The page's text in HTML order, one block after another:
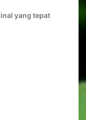
yang tepat